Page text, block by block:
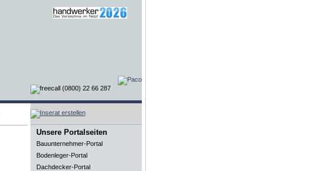
Unsere Portalseiten
Bauunternehmer-Portal
Bodenleger-Portal
Dachdecker-Portal